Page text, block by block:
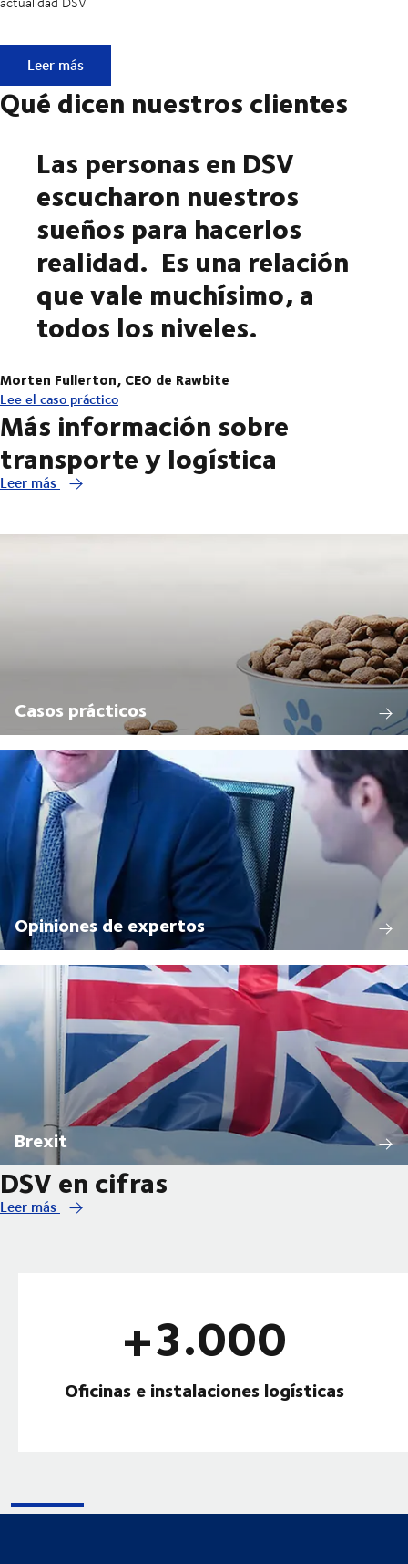
Newsletter DSV
Leer más
Qué dicen nuestros clientes
Las personas en DSV
escucharon nuestros
sueños para hacerlos
realidad. Es una relación
que vale muchísimo, a
todos los niveles.
Morten Fullerton, CEO de Rawbite
Lee el caso práctico
Más información sobre
transporte y logística
Leer más
Casos prácticos
Opiniones de expertos
Brexit
DSV en cifras
Leer más
+3.000
Oficinas e instalaciones logísticas